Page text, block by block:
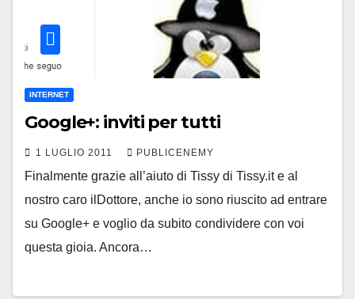
INTERNET
Google+: inviti per tutti
1 LUGLIO 2011 PUBLICENEMY
Finalmente grazie all’aiuto di Tissy di Tissy.it e al
nostro caro ilDottore, anche io sono riuscito ad entrare
su Google+ e voglio da subito condividere con voi
questa gioia. Ancora…